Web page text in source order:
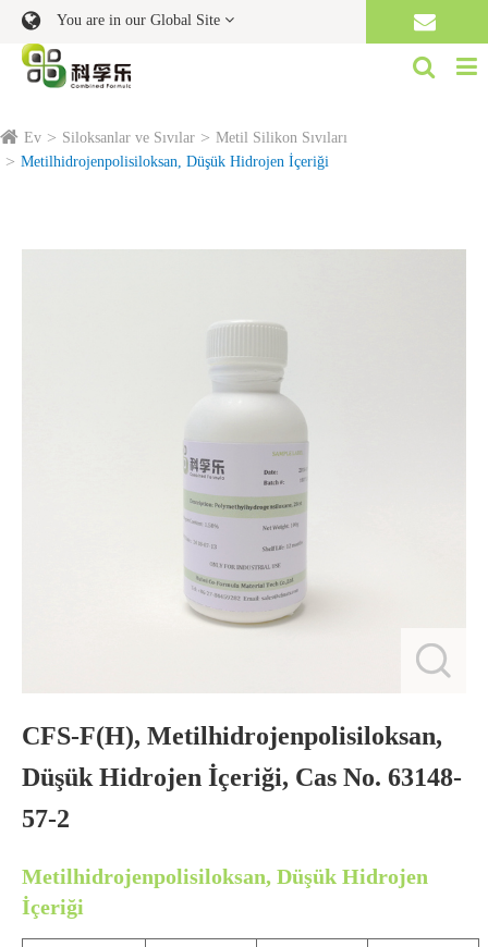
You are in our Global Site
Ev Siloksanlar ve Sıvılar
Metil Silikon Sıvıları
Metilhidrojenpolisiloksan, Düşük Hidrojen İçeriği
CFS-F(H), Metilhidrojenpolisiloksan,
Düşük Hidrojen İçeriği, Cas No. 63148-
57-2
Metilhidrojenpolisiloksan, Düşük Hidrojen
İçeriği